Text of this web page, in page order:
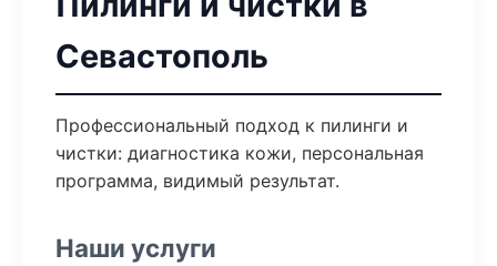
Севастополь
Профессиональный подход к пилинги и
чистки: диагностика кожи, персональная
программа, видимый результат.
Наши услуги